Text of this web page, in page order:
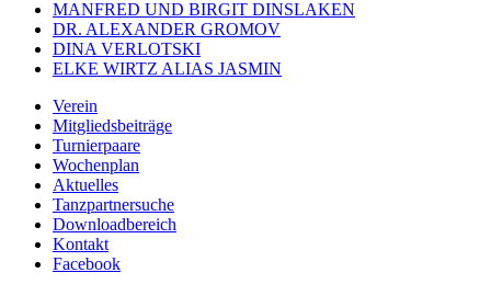
MANFRED UND BIRGIT DINSLAKEN
DR. ALEXANDER GROMOV
DINA VERLOTSKI
ELKE WIRTZ ALIAS JASMIN
Verein
Mitgliedsbeiträge
Turnierpaare
Wochenplan
Aktuelles
Tanzpartnersuche
Downloadbereich
Kontakt
Facebook